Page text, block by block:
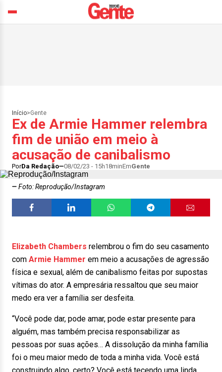
Início>Gente
Ex de Armie Hammer relembra
fim de união em meio à
acusação de canibalismo
PorDa Redação 08/02/23 - 15h18minEmGente
Foto: Reprodução/Instagram
Elizabeth Chambers relembrou o fim do seu casamento
com Armie Hammer em meio a acusações de agressão
física e sexual, além de canibalismo feitas por supostas
vítimas do ator. A empresária ressaltou que seu maior
medo era ver a família ser desfeita.
“Você pode dar, pode amar, pode estar presente para
alguém, mas também precisa responsabilizar as
pessoas por suas ações… A dissolução da minha família
foi o meu maior medo de toda a minha vida. Você está